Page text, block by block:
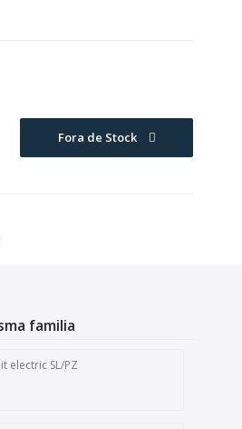
Fora de Stock
familia
electric SL/PZ